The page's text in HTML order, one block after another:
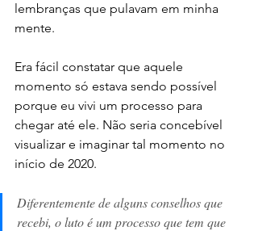
lembranças que pulavam em minha
mente.
Era fácil constatar que aquele
momento só estava sendo possível
porque eu vivi um processo para
chegar até ele. Não seria concebível
visualizar e imaginar tal momento no
início de 2020.
Diferentemente de alguns conselhos que
recebi, o luto é um processo que tem que